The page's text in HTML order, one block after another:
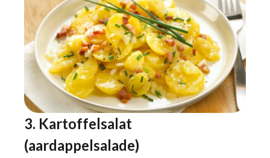
3. Kartoffelsalat
(aardappelsalade)